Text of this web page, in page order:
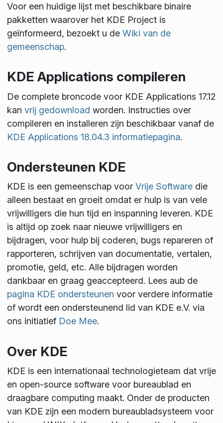
Voor een huidige lijst met beschikbare binaire
pakketten waarover het KDE Project is
geïnformeerd, bezoekt u de Wiki van de
gemeenschap.
KDE Applications compileren
De complete broncode voor KDE Applications 17.12
kan vrij gedownload worden. Instructies over
compileren en installeren zijn beschikbaar vanaf de
KDE Applications 18.04.3 informatiepagina.
Ondersteunen KDE
KDE is een gemeenschap voor Vrije Softwaredie
alleen bestaat en groeit omdat er hulp is van vele
vrijwilligers die hun tijd en inspanning leveren. KDE
is altijd op zoek naar nieuwe vrijwilligers en
bijdragen, voor hulp bij coderen, bugs repareren of
rapporteren, schrijven van documentatie, vertalen,
promotie, geld, etc. Alle bijdragen worden
dankbaar en graag geaccepteerd. Lees aub de
pagina KDE ondersteunen voor verdere informatie
of wordt een ondersteunend lid van KDE e.V. via
ons initiatief Doe Mee.
Over KDE
KDE is een internationaal technologieteam dat vrije
en open-source software voor bureaublad en
draagbare computing maakt. Onder de producten
van KDE zijn een modern bureaubladsysteem voor